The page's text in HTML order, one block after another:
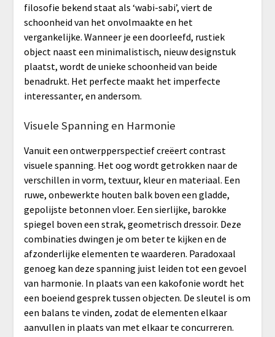
filosofie bekend staat als ‘wabi-sabi’, viert de
schoonheid van het onvolmaakte en het
vergankelijke. Wanneer je een doorleefd, rustiek
object naast een minimalistisch, nieuw designstuk
plaatst, wordt de unieke schoonheid van beide
benadrukt. Het perfecte maakt het imperfecte
interessanter, en andersom.
Visuele Spanning en Harmonie
Vanuit een ontwerpperspectief creëert contrast
visuele spanning. Het oog wordt getrokken naar de
verschillen in vorm, textuur, kleur en materiaal. Een
ruwe, onbewerkte houten balk boven een gladde,
gepolijste betonnen vloer. Een sierlijke, barokke
spiegel boven een strak, geometrisch dressoir. Deze
combinaties dwingen je om beter te kijken en de
afzonderlijke elementen te waarderen. Paradoxaal
genoeg kan deze spanning juist leiden tot een gevoel
van harmonie. In plaats van een kakofonie wordt het
een boeiend gesprek tussen objecten. De sleutel is om
een balans te vinden, zodat de elementen elkaar
aanvullen in plaats van met elkaar te concurreren.